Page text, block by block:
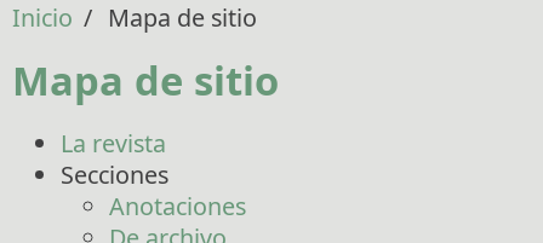
Inicio / Mapa de sitio
Mapa de sitio
La revista
Secciones
Anotaciones